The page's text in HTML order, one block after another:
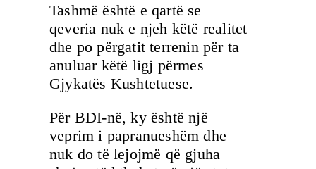
Tashmë është e qartë se
qeveria nuk e njeh këtë realitet
dhe po përgatit terrenin për ta
anuluar këtë ligj përmes
Gjykatës Kushtetuese.
Për BDI-në, ky është një
veprim i papranueshëm dhe
nuk do të lejojmë që gjuha